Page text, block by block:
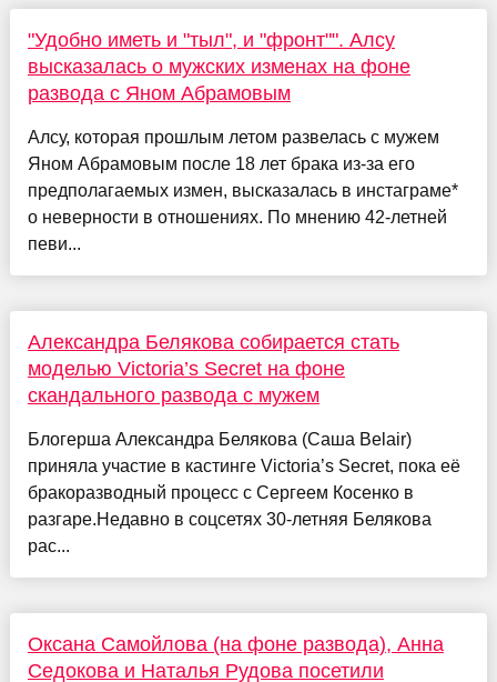
"Удобно иметь и "тыл", и "фронт"". Алсу
высказалась о мужских изменах на фоне
развода с Яном Абрамовым
Алсу, которая прошлым летом развелась с мужем
Яном Абрамовым после 18 лет брака из-за его
предполагаемых измен, высказалась в инстаграме*
о неверности в отношениях. По мнению 42-летней
певи...
Александра Белякова собирается стать
моделью Victoria’s Secret на фоне
скандального развода с мужем
Блогерша Александра Белякова (Саша Belair)
приняла участие в кастинге Victoria’s Secret, пока её
бракоразводный процесс с Сергеем Косенко в
разгаре.Недавно в соцсетях 30-летняя Белякова
рас...
Оксана Самойлова (на фоне развода), Анна
Седокова и Наталья Рудова посетили